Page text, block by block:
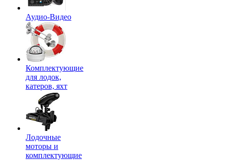
Аудио-Видео
Комплектующие
для лодок,
катеров, яхт
Лодочные
моторы и
комплектующие